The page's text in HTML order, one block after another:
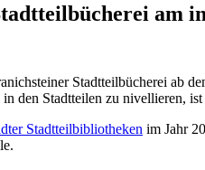
am
Stadtteilbücherei ab
den Stadtteilen zu nivellieren,
Stadtteilbibliotheken im Jahr